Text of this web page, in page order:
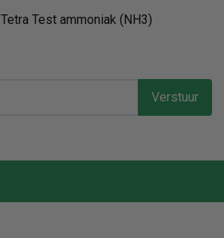
Tetra Test ammoniak (NH3)
Verstuur